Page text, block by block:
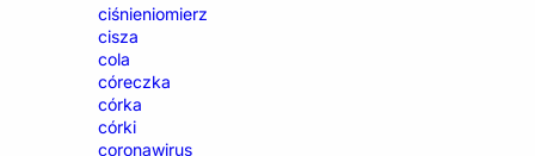
ciśnieniomierz
cisza
cola
córeczka
córka
córki
coronawirus